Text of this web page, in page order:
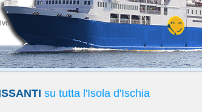
su tutta l'Isola d'Ischia